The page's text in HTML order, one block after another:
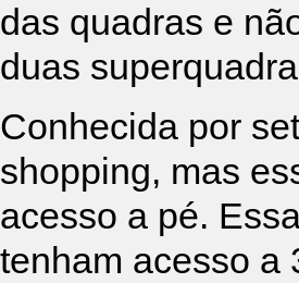
das quadras e
duas
Conhecida por
shopping, mas
acesso a pé.
tenham acesso a